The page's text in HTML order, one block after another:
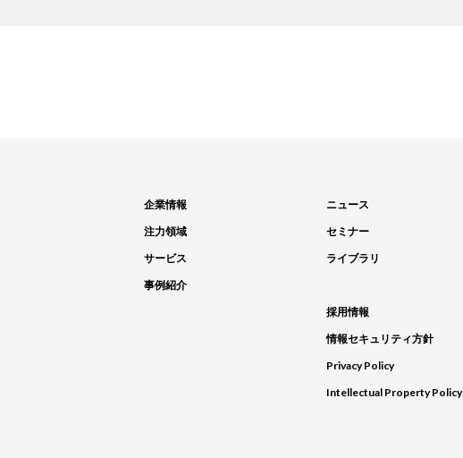
企業情報
注力領域
サービス
事例紹介
ニュース
セミナー
ライブラリ
採用情報
情報セキュリティ方針
Privacy Policy
Intellectual Property Policy